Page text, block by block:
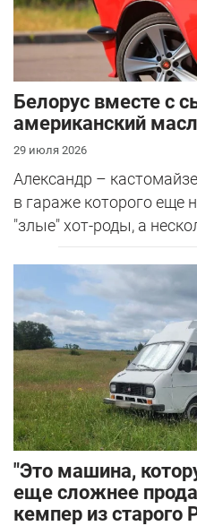
Белорус вместе с
американский
29 июля 2026
Александр –
в гараже которого еще
"злые" хот-роды, а
"Это машина,
еще сложнее
кемпер из